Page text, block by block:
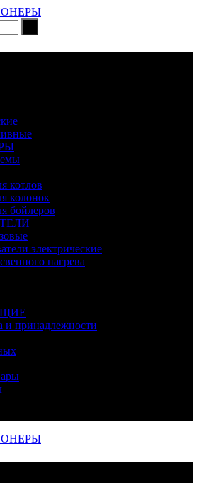
котлов
колонок
бойлеров
электрические
нагрева
и принадлежности